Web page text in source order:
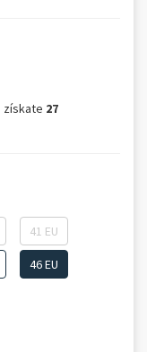
získate 27
41 EU
46 EU